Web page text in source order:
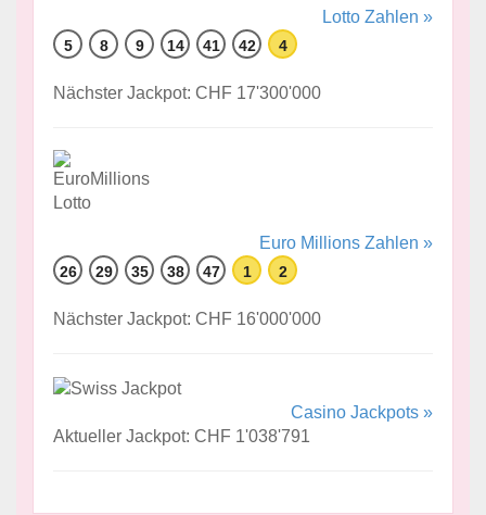
Lotto Zahlen »
5 8 9 14 41 42 4
Nächster Jackpot: CHF 17'300'000
Euro Millions Zahlen »
26 29 35 38 47 1 2
Nächster Jackpot: CHF 16'000'000
Casino Jackpots »
Aktueller Jackpot: CHF 1'038'791